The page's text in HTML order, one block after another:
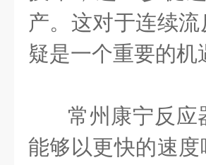
产。这对于连续
疑是一个重要的机
常州康宁反应
能够以更快的速度